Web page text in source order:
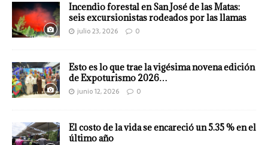
Incendio forestal en San José de las Matas:
seis excursionistas rodeados por las llamas
julio 23, 2026 0
Esto es lo que trae la vigésima novena edición
de Expoturismo 2026…
junio 12, 2026 0
El costo de la vida se encareció un 5.35 % en el
último año